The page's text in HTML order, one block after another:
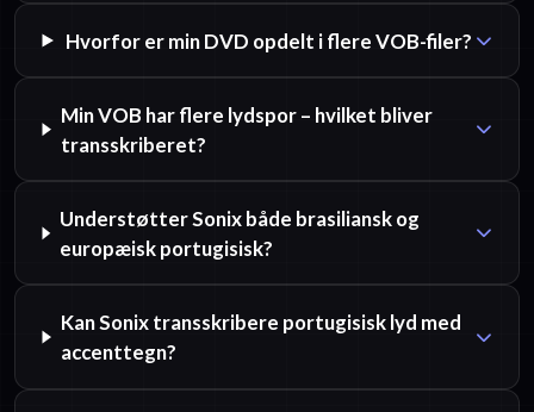
Hvorfor er min DVD opdelt i flere VOB-filer?
Min VOB har flere lydspor – hvilket bliver
transskriberet?
Understøtter Sonix både brasiliansk og
europæisk portugisisk?
Kan Sonix transskribere portugisisk lyd med
accenttegn?